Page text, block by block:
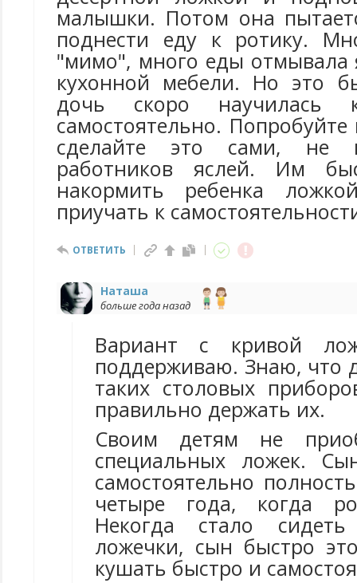
малышки. Потом она
поднести еду к ротику.
"мимо", много еды отмывала
кухонной мебели. Но это
дочь скоро научилась
самостоятельно.
сделайте это сами, не
работников яслей. Им
накормить ребенка
приучать к
ОТВЕТИТЬ
Наташа
больше года назад
Вариант с кривой
поддерживаю. Знаю, что
таких столовых
правильно держать их.
Своим детям не
специальных ложек.
самостоятельно
четыре года, когда
Некогда стало
ложечки, сын быстро
кушать быстро и